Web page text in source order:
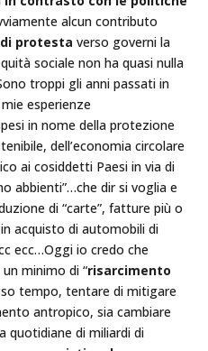
alcun contributo
protesta verso governi la
sociale non ha quasi nulla
troppi gli anni passati in
esperienze
in nome della protezione
dell’economia circolare
ai cosiddetti Paesi in via di
abbienti”…che dir si voglia e
di “carte”, fatture più o
acquisto di automobili di
ecc…Oggi io credo che
minimo di “risarcimento
tempo, tentare di mitigare
antropico, sia cambiare
quotidiane di miliardi di